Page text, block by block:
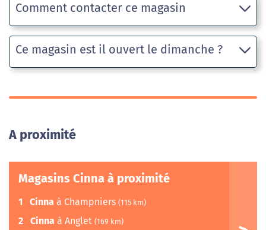
Comment contacter ce magasin
Ce magasin est il ouvert le dimanche ?
A proximité
Magasins Cinna à proximité
1 Cinna à Champniers (115 km)
2 Cinna à Anglet (169 km)